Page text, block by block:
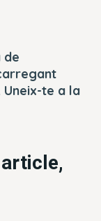
de
Uneix-te a la